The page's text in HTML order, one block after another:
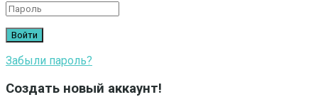
Забыли пароль?
Создать новый аккаунт!